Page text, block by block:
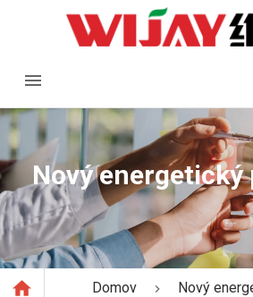
Nový energetický
Domov Nový